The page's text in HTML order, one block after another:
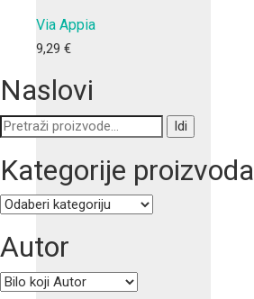
Via Appia
9,29 €
Naslovi
Pretraži: Idi
Kategorije proizvoda
Autor